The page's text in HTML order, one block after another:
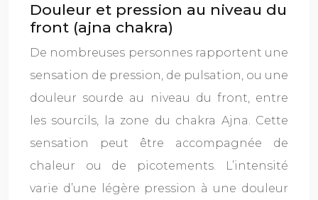
Douleur et pression au niveau du
front (ajna chakra)
De nombreuses personnes rapportent une
sensation de pression, de pulsation, ou une
douleur sourde au niveau du front, entre
les sourcils, la zone du chakra Ajna. Cette
sensation peut être accompagnée de
chaleur ou de picotements. L’intensité
varie d’une légère pression à une douleur